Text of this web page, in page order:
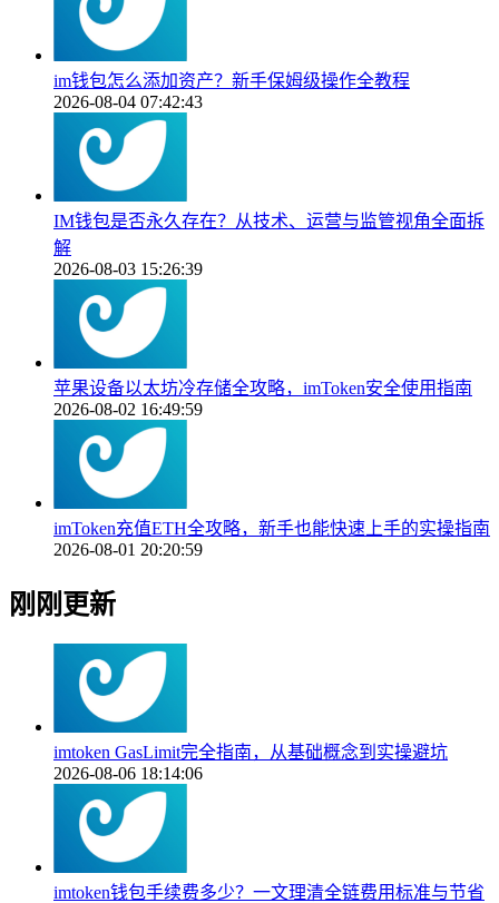
im钱包怎么添加资产？新手保姆级操作全教程
2026-08-04 07:42:43
IM钱包是否永久存在？从技术、运营与监管视角全面拆
解
2026-08-03 15:26:39
苹果设备以太坊冷存储全攻略，imToken安全使用指南
2026-08-02 16:49:59
imToken充值ETH全攻略，新手也能快速上手的实操指南
2026-08-01 20:20:59
刚刚更新
imtoken GasLimit完全指南，从基础概念到实操避坑
2026-08-06 18:14:06
imtoken钱包手续费多少？一文理清全链费用标准与节省